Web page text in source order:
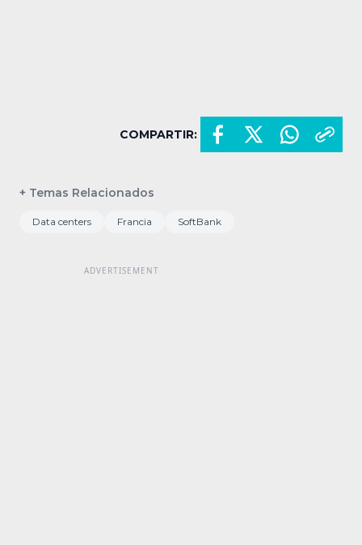
COMPARTIR:
+ Temas Relacionados
Data centers Francia SoftBank